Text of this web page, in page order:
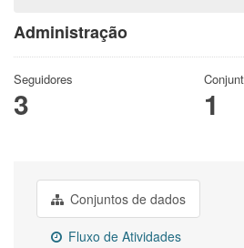
Administração
Seguidores
3 1
Conjuntos de dados
Fluxo de Atividades